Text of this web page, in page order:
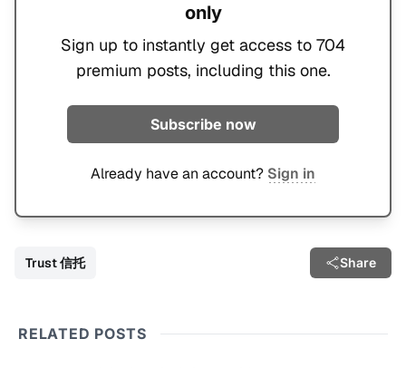
only
Sign up to instantly get access to 704
premium posts, including this one.
Subscribe now
Already have an account? Sign in
Trust 信托 Share
RELATED POSTS